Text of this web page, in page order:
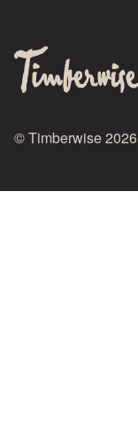
© Timberwise 2026